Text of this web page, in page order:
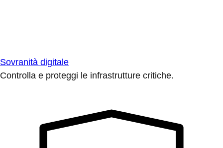
Sovranità digitale
Controlla e proteggi le infrastrutture critiche.